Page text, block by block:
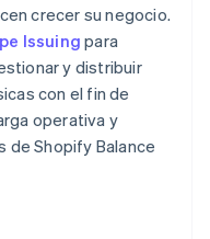
crecer su negocio.
Issuingpara
y distribuir
con el fin de
operativa y
de Shopify Balance